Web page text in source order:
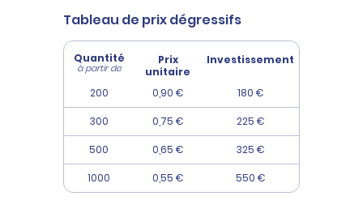
Tableau de prix dégressifs
Quantité
à partir de
Prix
unitaire
Investissement
200 0,90 € 180 €
300 0,75 € 225 €
500 0,65 € 325 €
1000 0,55 € 550 €